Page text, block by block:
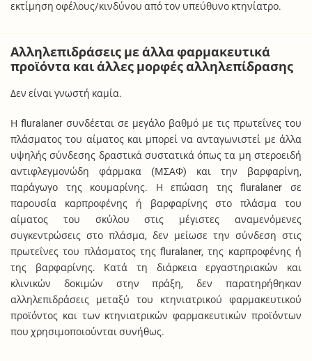
εκτίμηση οφέλους/κινδύνου από τον υπεύθυνο κτηνίατρο.
Αλληλεπιδράσεις με άλλα φαρμακευτικά
προϊόντα και άλλες μορφές αλληλεπίδρασης
Δεν είναι γνωστή καμία.
Η fluralaner συνδέεται σε μεγάλο βαθμό με τις πρωτεΐνες του
πλάσματος του αίματος και μπορεί να ανταγωνιστεί με άλλα
υψηλής σύνδεσης δραστικά συστατικά όπως τα μη στεροειδή
αντιφλεγμονώδη φάρμακα (ΜΣΑΦ) και την βαρφαρίνη,
παράγωγο της κουμαρίνης. Η επώαση της fluralaner σε
παρουσία καρπροφένης ή βαρφαρίνης στο πλάσμα του
αίματος του σκύλου στις μέγιστες αναμενόμενες
συγκεντρώσεις στο πλάσμα, δεν μείωσε την σύνδεση στις
πρωτεΐνες του πλάσματος της fluralaner, της καρπροφένης ή
της βαρφαρίνης. Κατά τη διάρκεια εργαστηριακών και
κλινικών δοκιμών στην πράξη, δεν παρατηρήθηκαν
αλληλεπιδράσεις μεταξύ του κτηνιατρικού φαρμακευτικού
προϊόντος και των κτηνιατρικών φαρμακευτικών προϊόντων
που χρησιμοποιούνται συνήθως.